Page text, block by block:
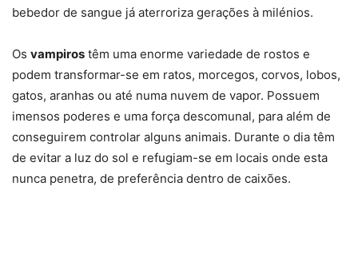
bebedor de sangue já aterroriza gerações à milénios.
Os vampiros têm uma enorme variedade de rostos e
podem transformar-se em ratos, morcegos, corvos, lobos,
gatos, aranhas ou até numa nuvem de vapor. Possuem
imensos poderes e uma força descomunal, para além de
conseguirem controlar alguns animais. Durante o dia têm
de evitar a luz do sol e refugiam-se em locais onde esta
nunca penetra, de preferência dentro de caixões.